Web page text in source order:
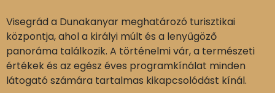
Visegrád a Dunakanyar meghatározó turisztikai
központja, ahol a királyi múlt és a lenyűgöző
panoráma találkozik. A történelmi vár, a természeti
értékek és az egész éves programkínálat minden
látogató számára tartalmas kikapcsolódást kínál.